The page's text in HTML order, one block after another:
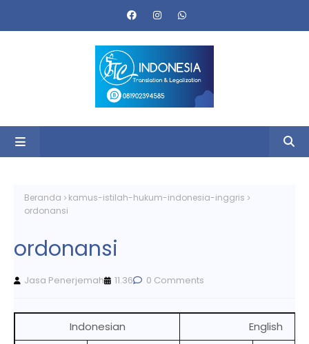
Beranda
kamus-istilah-hukum-indonesia-inggris
ordonansi
ordonansi
Jasa Penerjemah 11.36 0 Comments
Indonesian
English